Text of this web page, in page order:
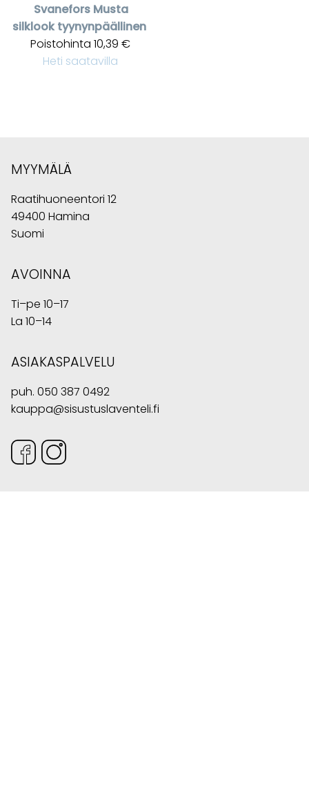
Svanefors Musta
silklook tyynynpäällinen
Poistohinta 10,39 €
Heti saatavilla
MYYMÄLÄ
Raatihuoneentori 12
49400 Hamina
Suomi
AVOINNA
Ti–pe 10–17
La 10–14
ASIAKASPALVELU
puh. 050 387 0492
kauppa@sisustuslaventeli.fi